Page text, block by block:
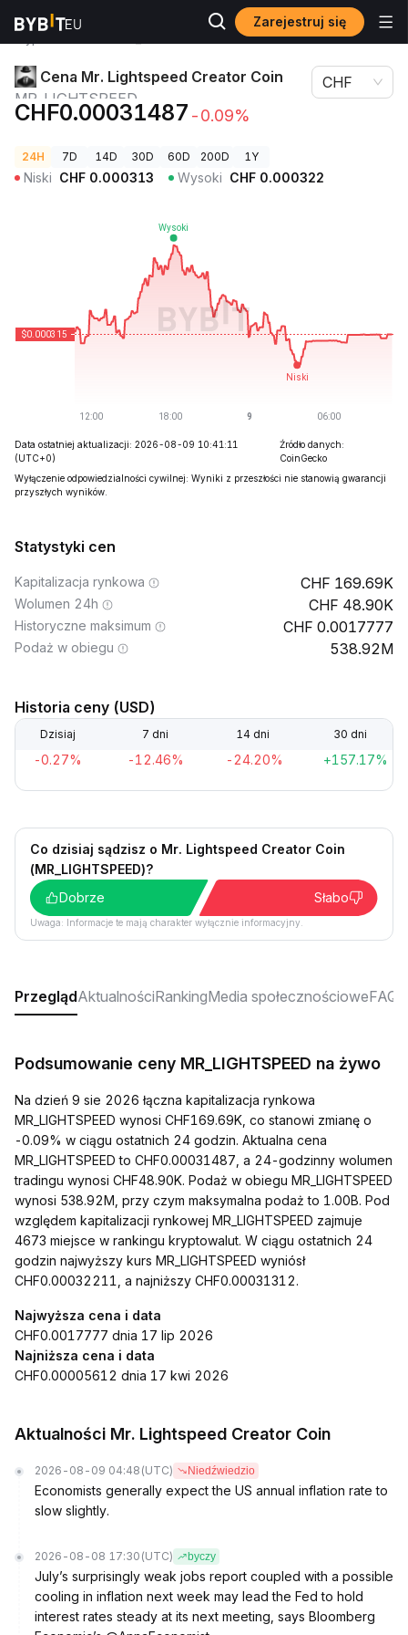
Zarejestruj się
Ceny
Cena Mr. Lightspeed Creator Coin
Cena Mr. Lightspeed Creator Coin
MR_LIGHTSPEED
CHF0.00031487 -0.09%
CHF
24H 7D 14D 30D 60D 200D 1Y
Niski CHF 0.000313 Wysoki CHF 0.000322
Data ostatniej aktualizacji: 2026-08-09 10:41:11
(UTC+0)
Źródło danych:
CoinGecko
Wyłączenie odpowiedzialności cywilnej: Wyniki z przeszłości nie stanowią gwarancji
przyszłych wyników.
Statystyki cen
Kapitalizacja rynkowa 169.69K
Wolumen 24h 48.90K
Historyczne maksimum 0.0017777
Podaż w obiegu 538.92M
Historia ceny (USD)
Dzisiaj 7 dni 14 dni 30 dni
-0.27% -12.46% -24.20% +157.17%
Co dzisiaj sądzisz o Mr. Lightspeed Creator Coin
(MR_LIGHTSPEED)?
Dobrze
Słabo
Uwaga: Informacje te mają charakter wyłącznie informacyjny.
PrzeglądAktualnościRankingMedia społecznościoweFAQ
Podsumowanie ceny MR_LIGHTSPEED na żywo
Na dzień 9 sie 2026 łączna kapitalizacja rynkowa
MR_LIGHTSPEED wynosi CHF169.69K, co stanowi zmianę o
-0.09% w ciągu ostatnich 24 godzin. Aktualna cena
MR_LIGHTSPEED to CHF0.00031487, a 24-godzinny wolumen
tradingu wynosi CHF48.90K. Podaż w obiegu MR_LIGHTSPEED
wynosi 538.92M, przy czym maksymalna podaż to 1.00B. Pod
względem kapitalizacji rynkowej MR_LIGHTSPEED zajmuje
4673 miejsce w rankingu kryptowalut. W ciągu ostatnich 24
godzin najwyższy kurs MR_LIGHTSPEED wyniósł
CHF0.00032211, a najniższy CHF0.00031312.
Najwyższa cena i data
CHF0.0017777 dnia 17 lip 2026
Najniższa cena i data
CHF0.00005612 dnia 17 kwi 2026
Aktualności Mr. Lightspeed Creator Coin
2026-08-09 04:48 (UTC) Niedźwiedzio
Economists generally expect the US annual inflation rate to
slow slightly.
2026-08-08 17:30 (UTC) byczy
July’s surprisingly weak jobs report coupled with a possible
cooling in inflation next week may lead the Fed to hold
interest rates steady at its next meeting, says Bloomberg